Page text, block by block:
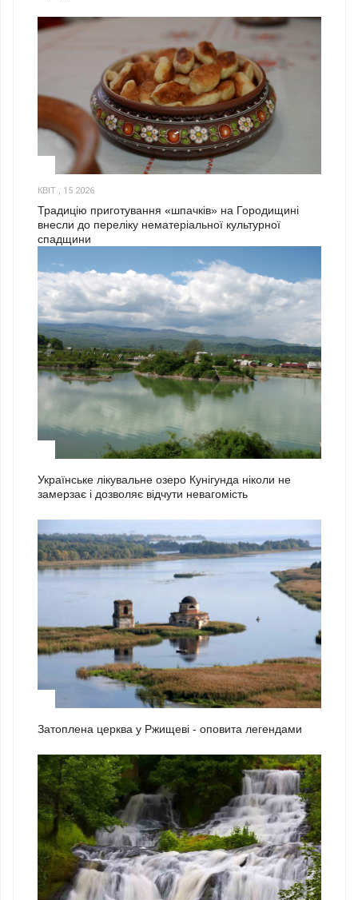
КВІТ., 15 2026
Традицію приготування «шпачків» на Городищині
внесли до переліку нематеріальної культурної
спадщини
Українське лікувальне озеро Кунігунда ніколи не
замерзає і дозволяє відчути невагомість
Затоплена церква у Ржищеві - оповита легендами